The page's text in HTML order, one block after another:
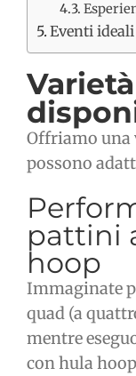
Eventi
Offriamo una
possono
pattini
hoop
Immaginate
quad (a
mentre
con hula